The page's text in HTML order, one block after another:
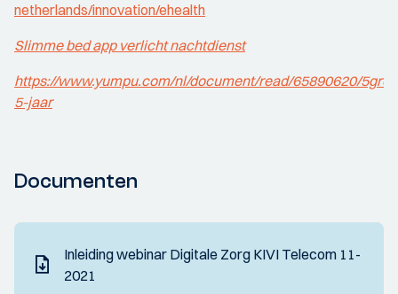
netherlands/innovation/ehealth
Slimme bed app verlicht nachtdienst
https://www.yumpu.com/nl/document/read/65890620/
5-jaar
Documenten
Inleiding webinar Digitale Zorg KIVI Telecom 11-
2021